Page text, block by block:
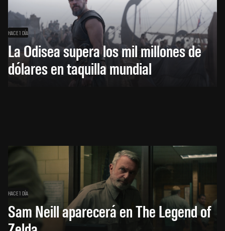
HACE 1 DÍA
La Odisea supera los mil millones de
dólares en taquilla mundial
HACE 1 DÍA
Sam Neill aparecerá en The Legend of